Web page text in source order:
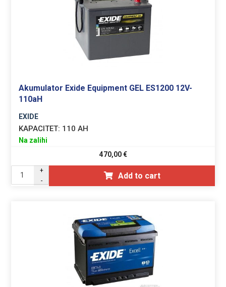
Akumulator Exide Equipment GEL ES1200 12V-
110aH
EXIDE
KAPACITET: 110 AH
Na zalihi
470,00€
+
-
Add to cart